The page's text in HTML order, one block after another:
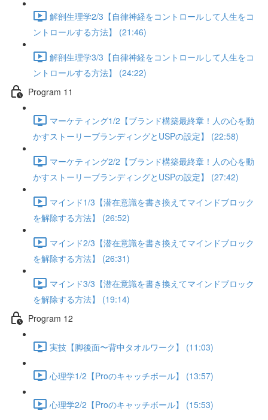
解剖生理学2/3【自律神経をコントロールして人生をコ
ントロールする方法】 (21:46)
解剖生理学3/3【自律神経をコントロールして人生をコ
ントロールする方法】 (24:22)
Program 11
マーケティング1/2【ブランド構築最終章！人の心を動
かすストーリーブランディングとUSPの設定】 (22:58)
マーケティング2/2【ブランド構築最終章！人の心を動
かすストーリーブランディングとUSPの設定】 (27:42)
マインド1/3【潜在意識を書き換えてマインドブロック
を解除する方法】 (26:52)
マインド2/3【潜在意識を書き換えてマインドブロック
を解除する方法】 (26:31)
マインド3/3【潜在意識を書き換えてマインドブロック
を解除する方法】 (19:14)
Program 12
実技【脚後面〜背中タオルワーク】 (11:03)
心理学1/2【Proのキャッチボール】 (13:57)
心理学2/2【Proのキャッチボール】 (15:53)